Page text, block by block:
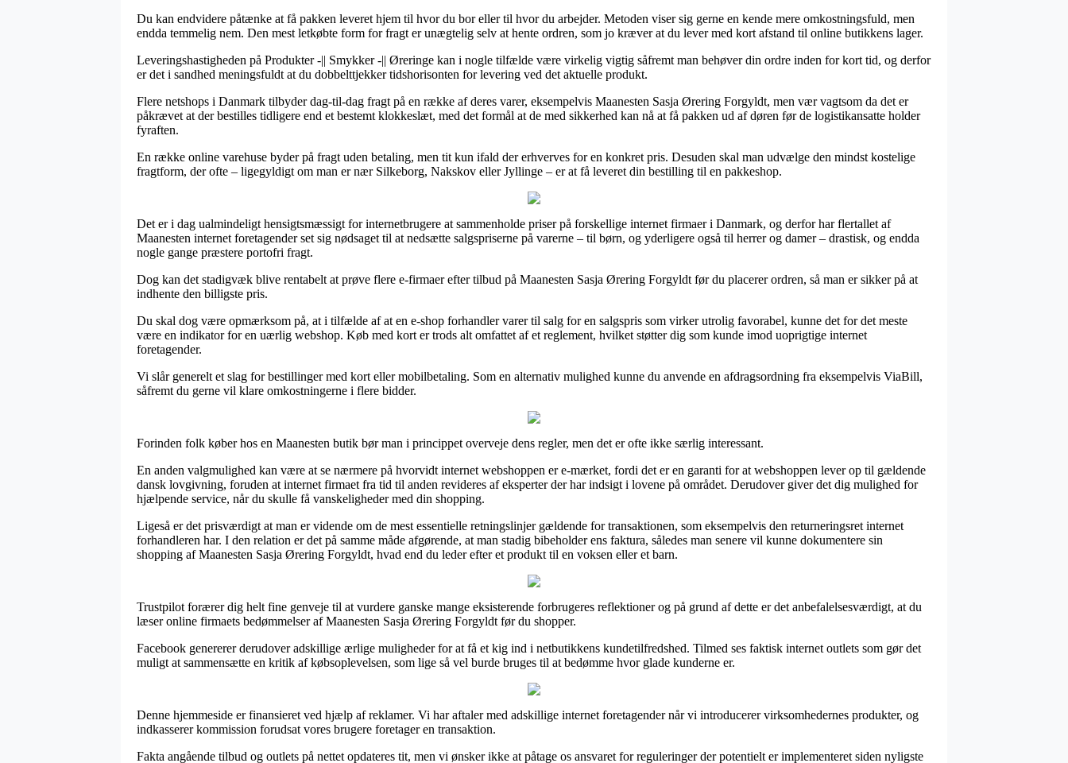
Du kan endvidere påtænke at få pakken leveret hjem til hvor du bor eller til hvor du arbejder. Metoden viser sig gerne en kende mere omkostningsfuld, men
endda temmelig nem. Den mest letkøbte form for fragt er unægtelig selv at hente ordren, som jo kræver at du lever med kort afstand til online butikkens lager.
Leveringshastigheden på Produkter -|| Smykker -|| Øreringe kan i nogle tilfælde være virkelig vigtig såfremt man behøver din ordre inden for kort tid, og derfor
er det i sandhed meningsfuldt at du dobbelttjekker tidshorisonten for levering ved det aktuelle produkt.
Flere netshops i Danmark tilbyder dag-til-dag fragt på en række af deres varer, eksempelvis Maanesten Sasja Ørering Forgyldt, men vær vagtsom da det er
påkrævet at der bestilles tidligere end et bestemt klokkeslæt, med det formål at de med sikkerhed kan nå at få pakken ud af døren før de logistikansatte holder
fyraften.
En række online varehuse byder på fragt uden betaling, men tit kun ifald der erhverves for en konkret pris. Desuden skal man udvælge den mindst kostelige
fragtform, der ofte – ligegyldigt om man er nær Silkeborg, Nakskov eller Jyllinge – er at få leveret din bestilling til en pakkeshop.
Det er i dag ualmindeligt hensigtsmæssigt for internetbrugere at sammenholde priser på forskellige internet firmaer i Danmark, og derfor har flertallet af
Maanesten internet foretagender set sig nødsaget til at nedsætte salgspriserne på varerne – til børn, og yderligere også til herrer og damer – drastisk, og endda
nogle gange præstere portofri fragt.
Dog kan det stadigvæk blive rentabelt at prøve flere e-firmaer efter tilbud på Maanesten Sasja Ørering Forgyldt før du placerer ordren, så man er sikker på at
indhente den billigste pris.
Du skal dog være opmærksom på, at i tilfælde af at en e-shop forhandler varer til salg for en salgspris som virker utrolig favorabel, kunne det for det meste
være en indikator for en uærlig webshop. Køb med kort er trods alt omfattet af et reglement, hvilket støtter dig som kunde imod uoprigtige internet
foretagender.
Vi slår generelt et slag for bestillinger med kort eller mobilbetaling. Som en alternativ mulighed kunne du anvende en afdragsordning fra eksempelvis ViaBill,
såfremt du gerne vil klare omkostningerne i flere bidder.
Forinden folk køber hos en Maanesten butik bør man i princippet overveje dens regler, men det er ofte ikke særlig interessant.
En anden valgmulighed kan være at se nærmere på hvorvidt internet webshoppen er e-mærket, fordi det er en garanti for at webshoppen lever op til gældende
dansk lovgivning, foruden at internet firmaet fra tid til anden revideres af eksperter der har indsigt i lovene på området. Derudover giver det dig mulighed for
hjælpende service, når du skulle få vanskeligheder med din shopping.
Ligeså er det prisværdigt at man er vidende om de mest essentielle retningslinjer gældende for transaktionen, som eksempelvis den returneringsret internet
forhandleren har. I den relation er det på samme måde afgørende, at man stadig bibeholder ens faktura, således man senere vil kunne dokumentere sin
shopping af Maanesten Sasja Ørering Forgyldt, hvad end du leder efter et produkt til en voksen eller et barn.
Trustpilot forærer dig helt fine genveje til at vurdere ganske mange eksisterende forbrugeres reflektioner og på grund af dette er det anbefalelsesværdigt, at du
læser online firmaets bedømmelser af Maanesten Sasja Ørering Forgyldt før du shopper.
Facebook genererer derudover adskillige ærlige muligheder for at få et kig ind i netbutikkens kundetilfredshed. Tilmed ses faktisk internet outlets som gør det
muligt at sammensætte en kritik af købsoplevelsen, som lige så vel burde bruges til at bedømme hvor glade kunderne er.
Denne hjemmeside er finansieret ved hjælp af reklamer. Vi har aftaler med adskillige internet foretagender når vi introducerer virksomhedernes produkter, og
indkasserer kommission forudsat vores brugere foretager en transaktion.
Fakta angående tilbud og outlets på nettet opdateres tit, men vi ønsker ikke at påtage os ansvaret for reguleringer der potentielt er implementeret siden nyligste